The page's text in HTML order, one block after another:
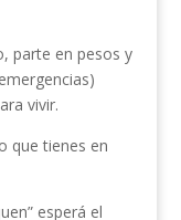
parte en pesos y
vivir.
que tienes en
esperá el